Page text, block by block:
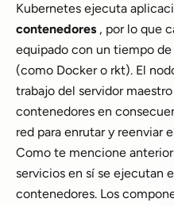
Kubernetes ejecuta
contenedores , por lo que
equipado con un tiempo
(como Docker o rkt). El
trabajo del servidor
contenedores en
red para enrutar y reenviar
Como te mencione
servicios en sí se ejecutan
contenedores. Los